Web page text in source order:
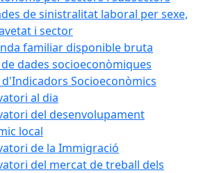
de sinistralitat laboral per sexe,
i sector
familiar disponible bruta
dades socioeconòmiques
Socioeconòmics
al dia
del desenvolupament
local
de la Immigració
del mercat de treball dels